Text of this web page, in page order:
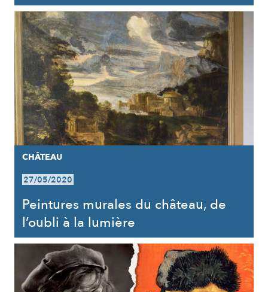
CHÂTEAU
27/05/2020
Peintures murales du château, de
l’oubli à la lumière